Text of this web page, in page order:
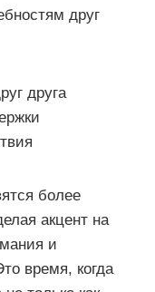
друг
друга
более
акцент на
и
время, когда